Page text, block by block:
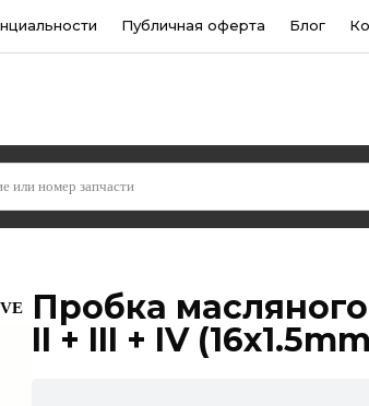
Публичная оферта Блог
Пробка
II + III + IV